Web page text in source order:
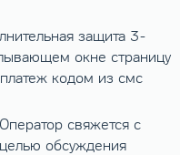
защита 3-
окне страницу
кодом из смс
свяжется с
обсуждения